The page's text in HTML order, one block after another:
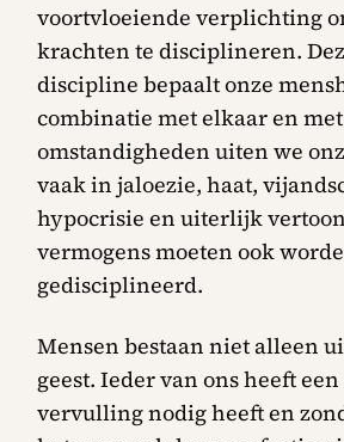
voortvloeiende verplichting
krachten te disciplineren.
discipline bepaalt onze
combinatie met elkaar en
omstandigheden uiten we
vaak in jaloezie, haat,
hypocrisie en uiterlijk
vermogens moeten ook
gedisciplineerd.
Mensen bestaan niet alleen
geest. Ieder van ons heeft
vervulling nodig heeft en